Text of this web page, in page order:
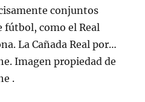
conjuntos
fútbol, como el Real
La Cañada Real por…
Imagen propiedad de
.